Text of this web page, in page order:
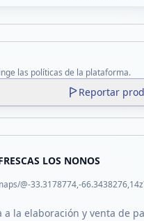
las políticas de la plataforma.
Reportar
LOS NONOS
a la elaboración y venta de